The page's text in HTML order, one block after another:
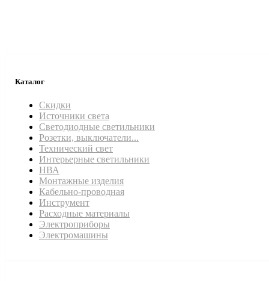
Каталог
Скидки
Источники света
Светодиодные светильники
Розетки, выключатели...
Технический свет
Интерьерные светильники
НВА
Монтажные изделия
Кабельно-проводная
Инструмент
Расходные материалы
Электроприборы
Электромашины